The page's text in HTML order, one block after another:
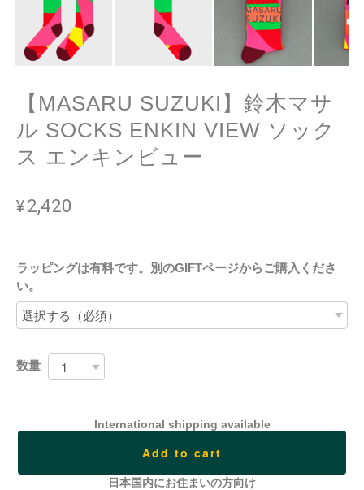
【MASARU SUZUKI】鈴木マサ
ル SOCKS ENKIN VIEW ソック
ス エンキンビュー
¥2,420
ラッピングは有料です。別のGIFTページからご購入くださ
い。
数量
International shipping available
Add to cart
日本国内にお住まいの方向け